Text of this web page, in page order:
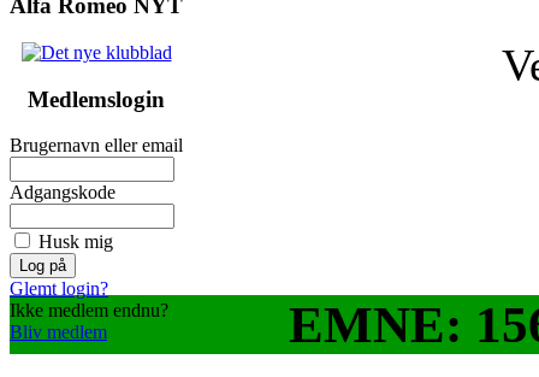
Alfa Romeo NYT
Medlemslogin
Brugernavn eller email
Adgangskode
Husk mig
Glemt login?
Ikke medlem endnu?
Bliv medlem
EMNE: